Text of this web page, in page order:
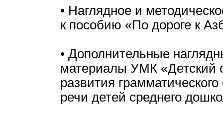
• Наглядное и
к пособию «По дороге к
• Дополнительные
материалы УМК «Детский
развития
речи детей среднего